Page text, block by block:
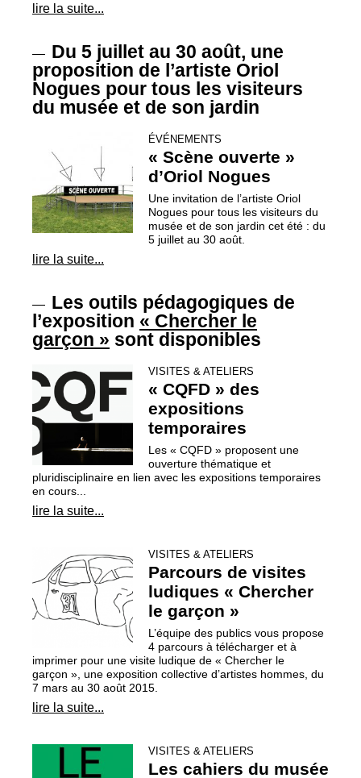
lire la suite...
— Du 5 juillet au 30 août, une
proposition de l’artiste Oriol
Nogues pour tous les visiteurs
du musée et de son jardin
ÉVÉNEMENTS
« Scène ouverte »
d’Oriol Nogues
Une invitation de l’artiste Oriol
Nogues pour tous les visiteurs du
musée et de son jardin cet été : du
5 juillet au 30 août.
lire la suite...
— Les outils pédagogiques de
l’exposition « Chercher le
garçon » sont disponibles
VISITES & ATELIERS
« CQFD » des
expositions
temporaires
Les « CQFD » proposent une
ouverture thématique et
pluridisciplinaire en lien avec les expositions temporaires
en cours...
lire la suite...
VISITES & ATELIERS
Parcours de visites
ludiques « Chercher
le garçon »
L’équipe des publics vous propose
4 parcours à télécharger et à
imprimer pour une visite ludique de « Chercher le
garçon », une exposition collective d’artistes hommes, du
7 mars au 30 août 2015.
lire la suite...
VISITES & ATELIERS
Les cahiers du musée